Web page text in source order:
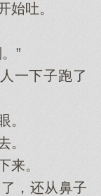
吐。
”
一下子跑了
。
，还从鼻子